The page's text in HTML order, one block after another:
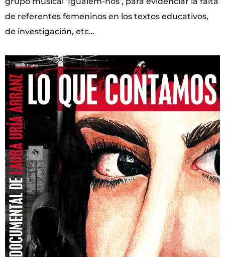
de referentes femeninos en los textos educativos,
de investigación, etc…